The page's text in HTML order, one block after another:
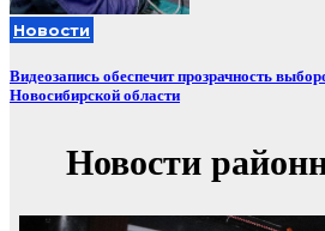
Новости
Видеозапись обеспечит прозрачность
Новосибирской области